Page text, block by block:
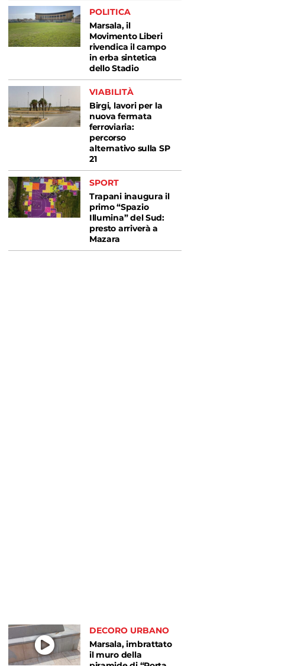
POLITICA
Marsala, il
Movimento Liberi
rivendica il campo
in erba sintetica
dello Stadio
VIABILITÀ
Birgi, lavori per la
nuova fermata
ferroviaria:
percorso
alternativo sulla SP
21
SPORT
Trapani inaugura il
primo “Spazio
Illumina” del Sud:
presto arriverà a
Mazara
DECORO URBANO
Marsala, imbrattato
il muro della